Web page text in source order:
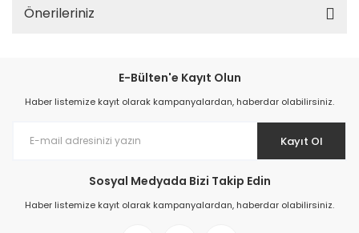
Önerileriniz
E-Bülten'e Kayıt Olun
Haber listemize kayıt olarak kampanyalardan, haberdar olabilirsiniz.
Kayıt Ol
Sosyal Medyada Bizi Takip Edin
Haber listemize kayıt olarak kampanyalardan, haberdar olabilirsiniz.